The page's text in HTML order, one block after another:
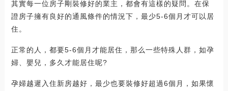
其實每一位房子剛裝修好的業主，都會有這樣的疑問。在保
證房子擁有良好的通風條件的情況下，最少5-6個月才可以居
住。
正常的人，都要5-6個月才能居住，那么一些特殊人群，如孕
婦、嬰兒，多久才能居住呢?
孕婦越遲入住新房越好，最少也要裝修好超過6個月，如果懷